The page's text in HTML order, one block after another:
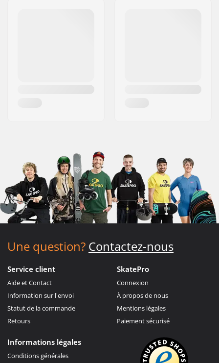
Une question? Contactez-nous
Service client
Aide et Contact
Information sur l'envoi
Statut de la commande
Retours
SkatePro
Connexion
À propos de nous
Mentions légales
Paiement sécurisé
Informations légales
Conditions générales